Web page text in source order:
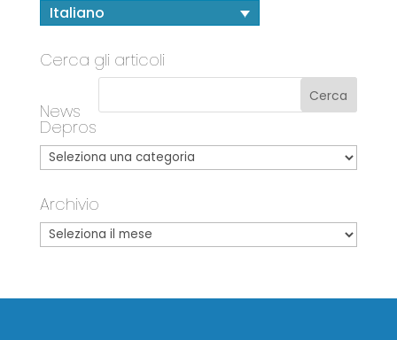
Italiano
Cerca gli articoli
News
Depros
Archivio